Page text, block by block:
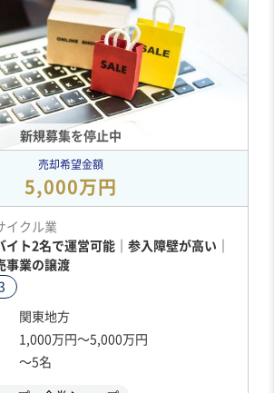
新規募集を停止中
売却希望金額
5,000万円
イクル業
イト2名で運営可能｜参入障壁が高い｜
事業の譲渡
関東地方
1,000万円〜5,000万円
〜5名